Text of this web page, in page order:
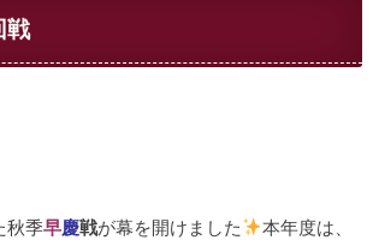
戦
秋季早慶戦が幕を開けました
本年度は、